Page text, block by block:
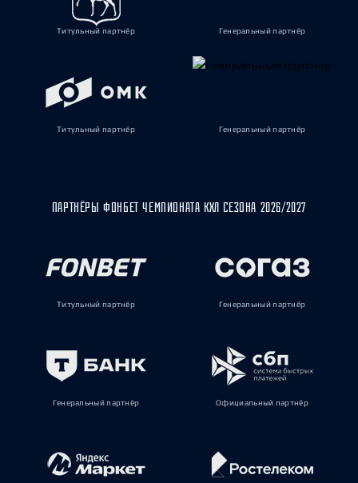
Титульный партнёр Генеральный партнёр
Титульный партнёр Генеральный партнёр
ПАРТНЁРЫ ФОНБЕТ ЧЕМПИОНАТА КХЛ СЕЗОНА 2026/2027
Титульный партнёр Генеральный партнёр
Генеральный партнёр Официальный партнёр